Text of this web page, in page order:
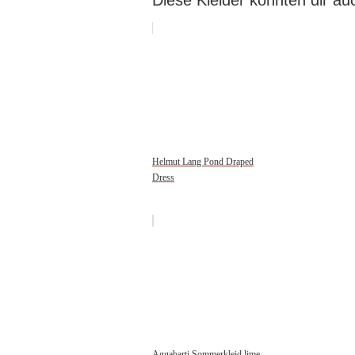
Helmut Lang Pond Draped
Dress